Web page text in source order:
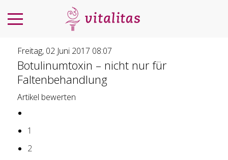
Freitag, 02 Juni 2017 08:07
Botulinumtoxin – nicht nur für
Faltenbehandlung
Artikel bewerten
1
2